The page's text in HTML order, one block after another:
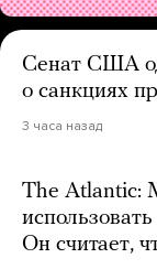
Сенат США
о санкциях
3 часа назад
The Atlantic:
Он считает,